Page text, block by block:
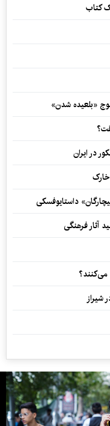
کتاب
«بلعیده شدن»
در ایران
داستایوفسکی
آثار فرهنگی
می‌کنند؟
شیراز